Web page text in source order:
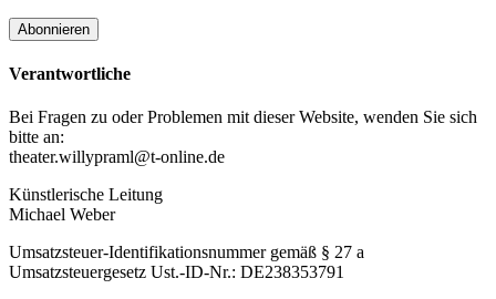
Verantwortliche
Bei Fragen zu oder Problemen mit dieser Website, wenden Sie sich
bitte an:
theater.willypraml@t-online.de
Künstlerische Leitung
Michael Weber
Umsatzsteuer-Identifikationsnummer gemäß § 27 a
Umsatzsteuergesetz Ust.-ID-Nr.: DE238353791